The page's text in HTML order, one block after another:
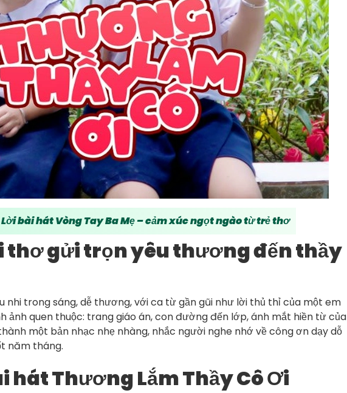
Lời bài hát Vòng Tay Ba Mẹ – cảm xúc ngọt ngào từ trẻ thơ
thơ gửi trọn yêu thương đến thầy
nhi trong sáng, dễ thương, với ca từ gần gũi như lời thủ thỉ của một em
ảnh quen thuộc: trang giáo án, con đường đến lớp, ánh mắt hiền từ của
một bản nhạc nhẹ nhàng, nhắc người nghe nhớ về công ơn dạy dỗ
năm tháng.
hát Thương Lắm Thầy Cô Ơi